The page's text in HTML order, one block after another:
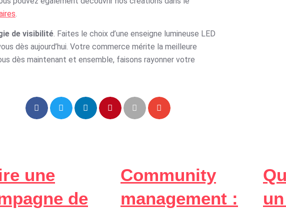
.
de visibilité. Faites le choix d’une enseigne lumineuse LED
dès aujourd’hui. Votre commerce mérite la meilleure
dès maintenant et ensemble, faisons rayonner votre
une
de
Community
management :